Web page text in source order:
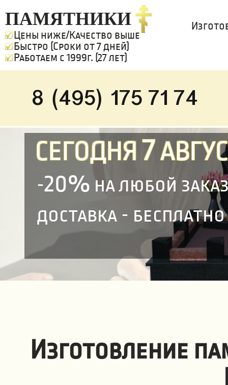
ПАМЯТНИКИ
Цены ниже/Качество выше
Быстро (Сроки от 7 дней)
Работаем с 1999г. (27 лет)
8 (495) 175 71 74
СЕГОДНЯ7
-20% на любой
доставка - бесплатно
Изготовление